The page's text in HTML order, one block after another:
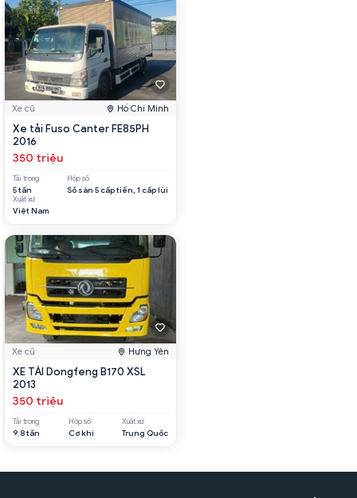
Xe cũ Hồ Chí Minh
Xe tải Fuso Canter FE85PH
2016
350 triệu
Tải trọng
5 tấn
Hộp số
Số sàn 5 cấp tiến, 1 cấp lùi
Xuất xứ
Việt Nam
Xe cũ Hưng Yên
XE TẢI Dongfeng B170 XSL
2013
350 triệu
Tải trọng
9.8 tấn
Hộp số
Cơ khí
Xuất xứ
Trung Quốc